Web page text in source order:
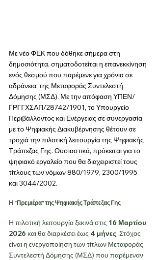
Με νέο ΦΕΚ που δόθηκε σήμερα στη
δημοσιότητα, σηματοδοτείται η επανεκκίνηση
ενός θεσμού που παρέμενε για χρόνια σε
αδράνεια: της Μεταφοράς Συντελεστή
Δόμησης (ΜΣΔ). Με την απόφαση ΥΠΕΝ/
ΓΡΓΓΧΣΑΠ/28742/1901, το Υπουργείο
Περιβάλλοντος και Ενέργειας σε συνεργασία
με το Ψηφιακής Διακυβέρνησης θέτουν σε
τροχιά την πιλοτική λειτουργία της Ψηφιακής
Τράπεζας Γης. Ουσιαστικά, πρόκειται για το
ψηφιακό εργαλείο που θα διαχειριστεί τους
τίτλους των νόμων 880/1979, 2300/1995
και 3044/2002.
Η "Πρεμιέρα" της Ψηφιακής Τράπεζας Γης
Η πιλοτική λειτουργία ξεκινά στις 16 Μαρτίου
2026 και θα διαρκέσει έως 4 μήνες. Στόχος
είναι η ενεργοποίηση των τίτλων Μεταφοράς
Συντελεστή Δόμησης (ΜΣΔ) που παρέμεναν